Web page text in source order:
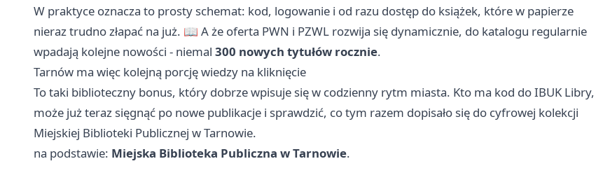
W praktyce oznacza to prosty schemat: kod, logowanie i od razu dostęp do książek, które w papierze
nieraz trudno złapać na już. 📖 A że oferta PWN i PZWL rozwija się dynamicznie, do katalogu regularnie
wpadają kolejne nowości - niemal 300 nowych tytułów rocznie.
Tarnów ma więc kolejną porcję wiedzy na kliknięcie
To taki biblioteczny bonus, który dobrze wpisuje się w codzienny rytm miasta. Kto ma kod do IBUK Libry,
może już teraz sięgnąć po nowe publikacje i sprawdzić, co tym razem dopisało się do cyfrowej kolekcji
Miejskiej Biblioteki Publicznej w Tarnowie.
na podstawie: Miejska Biblioteka Publiczna w Tarnowie.